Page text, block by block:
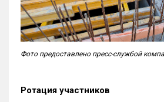
Фото предоставлено пресс-службой
Ротация участников